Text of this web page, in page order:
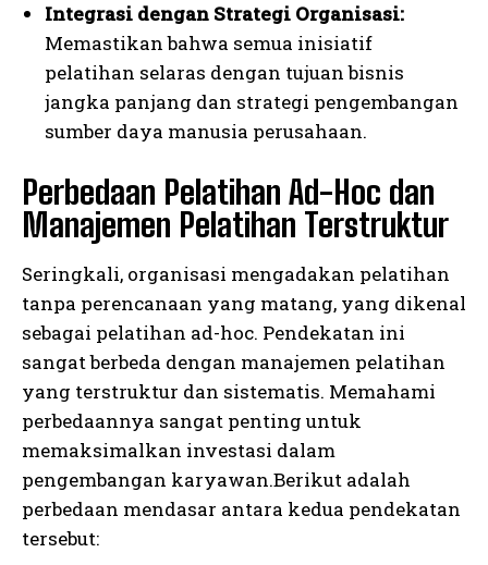
Integrasi dengan Strategi Organisasi:
Memastikan bahwa semua inisiatif
pelatihan selaras dengan tujuan bisnis
jangka panjang dan strategi pengembangan
sumber daya manusia perusahaan.
Perbedaan Pelatihan Ad-Hoc dan
Manajemen Pelatihan Terstruktur
Seringkali, organisasi mengadakan pelatihan
tanpa perencanaan yang matang, yang dikenal
sebagai pelatihan ad-hoc. Pendekatan ini
sangat berbeda dengan manajemen pelatihan
yang terstruktur dan sistematis. Memahami
perbedaannya sangat penting untuk
memaksimalkan investasi dalam
pengembangan karyawan.Berikut adalah
perbedaan mendasar antara kedua pendekatan
tersebut: